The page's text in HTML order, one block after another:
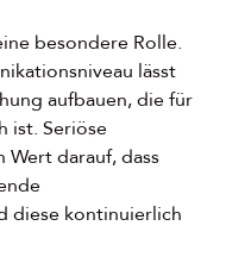
besondere Rolle.
lässt
aufbauen, die für
ist. Seriöse
darauf, dass
diese kontinuierlich